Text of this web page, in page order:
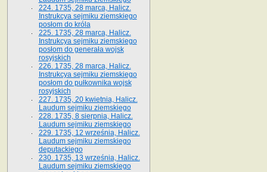
224. 1735, 28 marca, Halicz.
Instrukcya sejmiku ziemskiego
posłom do króla
225. 1735, 28 marca, Halicz.
Instrukcya sejmiku ziemskiego
posłom do generała wojsk
rosyjskich
226. 1735, 28 marca, Halicz.
Instrukcya sejmiku ziemskiego
posłom do pułkownika wojsk
rosyjskich
227. 1735, 20 kwietnia, Halicz.
Laudum sejmiku ziemskiego
228. 1735, 8 sierpnia, Halicz.
Laudum sejmiku ziemskiego
229. 1735, 12 września, Halicz.
Laudum sejmiku ziemskiego
deputackiego
230. 1735, 13 września, Halicz.
Laudum sejmiku ziemskiego